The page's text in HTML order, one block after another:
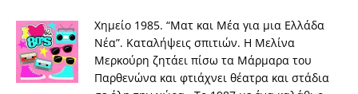
Χημείο 1985. “Ματ και Μέα για μια Ελλάδα
Νέα”. Καταλήψεις σπιτιών. Η Μελίνα
Μερκούρη ζητάει πίσω τα Μάρμαρα του
Παρθενώνα και φτιάχνει θέατρα και στάδια